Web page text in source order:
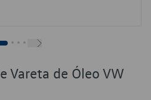
Vareta de Óleo VW